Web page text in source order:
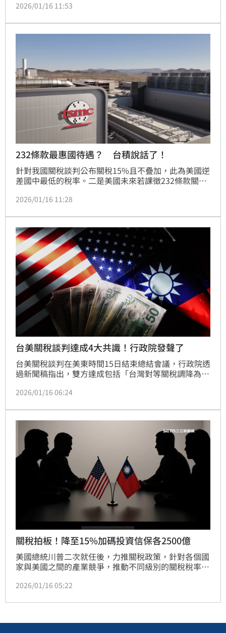
者」，更點出雙方簽署的地點是在美國商務部而非AIT
2026/01/16 11:53
232條款最惠國待遇？ 台積說話了！
針對我國關稅談判公布關稅15%且不疊加，此為美國逆
差國中最低的稅率。二是美國未來若課徵232條款關稅
果。《三立新聞網》詢問台積電對於相關投資、232豁
2026/01/16 11:28
台美關稅談判達成4大共識！行政院發聲了
台美關稅談判在美東時間15日結束總結會議，行政院透
過新聞稿指出，雙方達成包括「台灣對等關稅調降為
取得最優惠待遇、擴大供應鏈投資合作、深化台美AI戰
2026/01/16 06:24
關稅拍板！降至15%加碼投資信保各2500億
美國總統川普二次就任後，力推關稅政策，針對各個國
家與美國之間的產業競爭，推動不同級別的關稅稅率，
折，台美雙方達成台灣關稅調降為15%並不疊加
遇。台灣半導體及科技產業則將對美國進行至少2500
信用保證。
2026/01/16 05:22